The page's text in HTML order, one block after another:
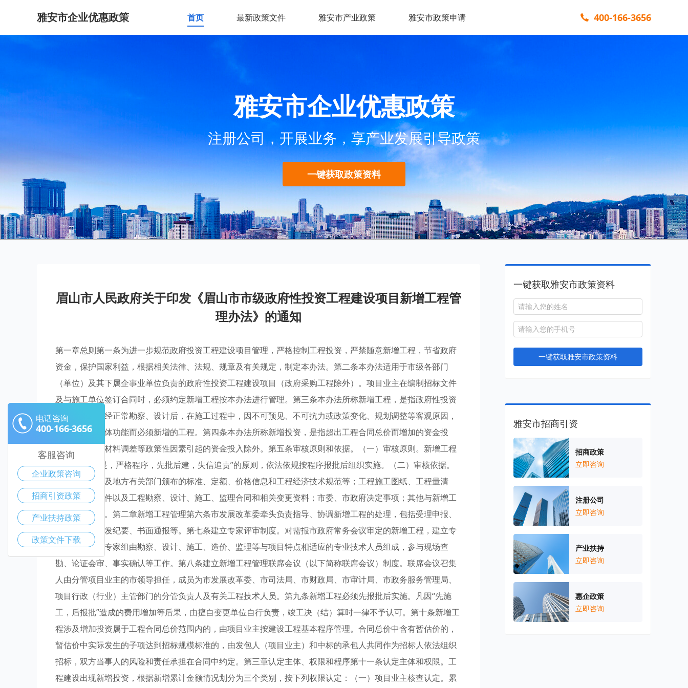
雅安市企业优惠政策 首页 最新政策文件 雅安市产业政策 雅安市政策申请 400-166-3656
雅安市企业优惠政策
注册公司，开展业务，享产业发展引导政策
一键获取政策资料
眉山市人民政府关于印发《眉山市市级政府性投资工程建设项目新增工程管
理办法》的通知
第一章总则第一条为进一步规范政府投资工程建设项目管理，严格控制工程投资，严禁随意新增工程，节省政府
资金，保护国家利益，根据相关法律、法规、规章及有关规定，制定本办法。第二条本办法适用于市级各部门
（单位）及其下属企事业单位负责的政府性投资工程建设项目（政府采购工程除外）。项目业主在编制招标文件
及与施工单位签订合同时，必须约定新增工程按本办法进行管理。第三条本办法所称新增工程，是指政府性投资
工程建设项目经正常勘察、设计后，在施工过程中，因不可预见、不可抗力或政策变化、规划调整等客观原因，
为保证工程整体功能而必须新增的工程。第四条本办法所称新增投资，是指超出工程合同总价而增加的资金投
入，因人工、材料调差等政策性因素引起的资金投入除外。第五条审核原则和依据。（一）审核原则。新增工程
按照“实事求是，严格程序，先批后建，失信追责”的原则，依法依规按程序报批后组织实施。（二）审核依据。
国家主管部门及地方有关部门颁布的标准、定额、价格信息和工程经济技术规范等；工程施工图纸、工程量清
单、招投标文件以及工程勘察、设计、施工、监理合同和相关变更资料；市委、市政府决定事项；其他与新增工
程相关的依据。第二章新增工程管理第六条市发展改革委牵头负责指导、协调新增工程的处理，包括受理申报、
审核指导、印发纪要、书面通报等。第七条建立专家评审制度。对需报市政府常务会议审定的新增工程，建立专
家评审制度。专家组由勘察、设计、施工、造价、监理等与项目特点相适应的专业技术人员组成，参与现场查
勘、论证会审、事实确认等工作。第八条建立新增工程管理联席会议（以下简称联席会议）制度。联席会议召集
人由分管项目业主的市领导担任，成员为市发展改革委、市司法局、市财政局、市审计局、市政务服务管理局、
项目行政（行业）主管部门的分管负责人及有关工程技术人员。第九条新增工程必须先报批后实施。凡因“先施
工，后报批”造成的费用增加等后果，由擅自变更单位自行负责，竣工决（结）算时一律不予认可。第十条新增工
程涉及增加投资属于工程合同总价范围内的，由项目业主按建设工程基本程序管理。合同总价中含有暂估价的，
暂估价中实际发生的子项达到招标规模标准的，由发包人（项目业主）和中标的承包人共同作为招标人依法组织
招标，双方当事人的风险和责任承担在合同中约定。第三章认定主体、权限和程序第十一条认定主体和权限。工
程建设出现新增投资，根据新增累计金额情况划分为三个类别，按下列权限认定：（一）项目业主核查认定。累
一键获取雅安市政策资料
一键获取雅安市政策资料
雅安市招商引资
招商政策
立即咨询
注册公司
立即咨询
产业扶持
立即咨询
惠企政策
立即咨询
电话咨询
400-166-3656
客服咨询
企业政策咨询
招商引资政策
产业扶持政策
政策文件下载